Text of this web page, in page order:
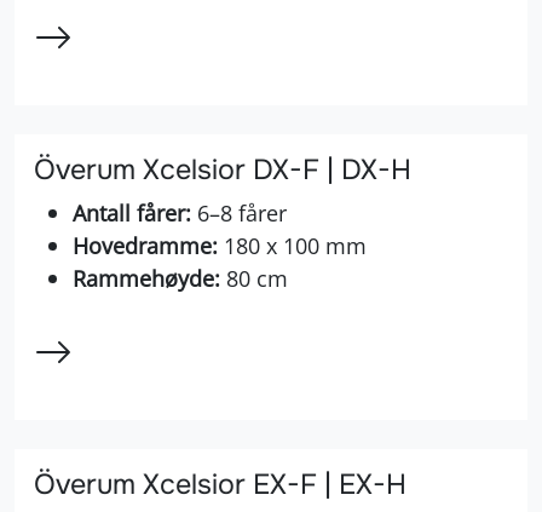
Överum Xcelsior DX-F | DX-H
Antall fårer: 6–8 fårer
Hovedramme: 180 x 100 mm
Rammehøyde: 80 cm
Överum Xcelsior EX-F | EX-H